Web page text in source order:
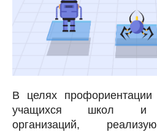
В целях
учащихся школ и
организаций,